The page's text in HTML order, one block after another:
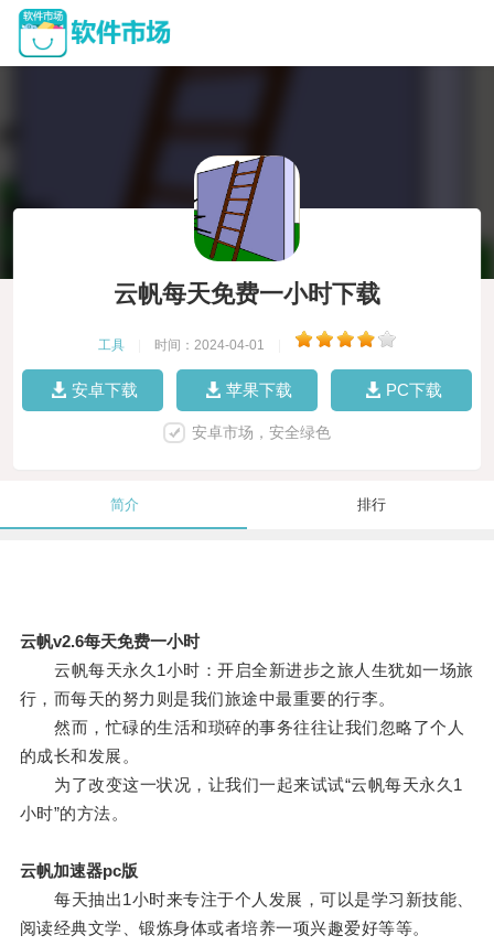
云帆每天免费一小时下载
工具 时间：2024-04-01
安卓下载 苹果下载 PC下载
安卓市场，安全绿色
简介 排行
云帆v2.6每天免费一小时
云帆每天永久1小时：开启全新进步之旅人生犹如一场旅
行，而每天的努力则是我们旅途中最重要的行李。
然而，忙碌的生活和琐碎的事务往往让我们忽略了个人
的成长和发展。
为了改变这一状况，让我们一起来试试“云帆每天永久1
小时”的方法。
云帆加速器pc版
每天抽出1小时来专注于个人发展，可以是学习新技能、
阅读经典文学、锻炼身体或者培养一项兴趣爱好等等。